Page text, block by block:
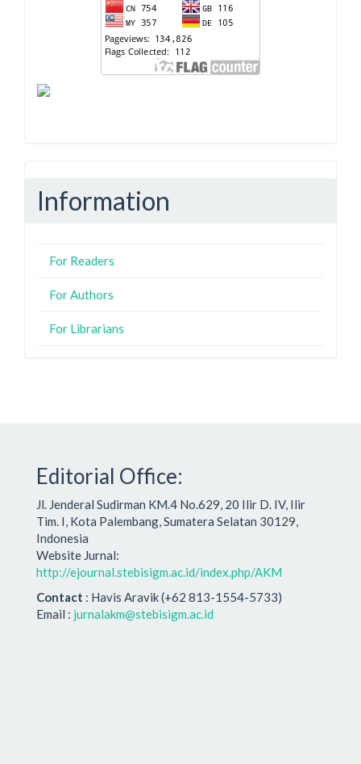
Information
For Readers
For Authors
For Librarians
Editorial Office:
Jl. Jenderal Sudirman KM.4 No.629, 20 Ilir D. IV, Ilir
Tim. I, Kota Palembang, Sumatera Selatan 30129,
Indonesia
Website Jurnal:
http://ejournal.stebisigm.ac.id/index.php/AKM
Contact : Havis Aravik (+62 813-1554-5733)
Email : jurnalakm@stebisigm.ac.id